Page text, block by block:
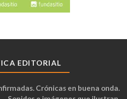
EDITORIAL
Crónicas en buena onda.